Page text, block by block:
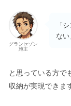
グランセゾン
施主
「
ない
と思っている方で
収納が実現できま